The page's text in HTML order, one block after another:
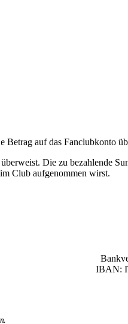
Betrag auf das Fanclubkonto
Die zu bezahlende
Club aufgenommen wirst.
IBAN: